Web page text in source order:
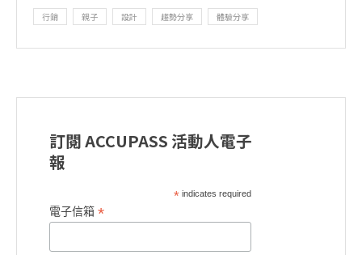
行銷 親子 設計 趨勢分享 體驗分享
訂閱 ACCUPASS 活動人電子
報
*indicates required
電子信箱 *